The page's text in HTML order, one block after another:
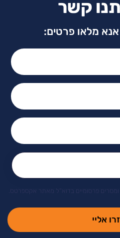
קשר
מלאו פרטים:
שם מלא:
טלפון:
מייל: